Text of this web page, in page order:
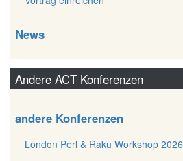
News
Andere ACT Konferenzen
andere Konferenzen
London Perl & Raku Workshop 2026